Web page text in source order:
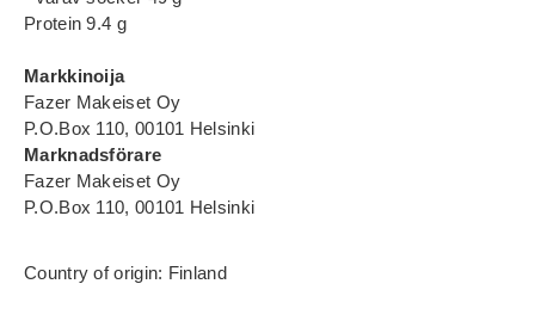
Protein 9.4 g
Markkinoija
Fazer Makeiset Oy
P.O.Box 110, 00101 Helsinki
Marknadsförare
Fazer Makeiset Oy
P.O.Box 110, 00101 Helsinki
Country of origin: Finland